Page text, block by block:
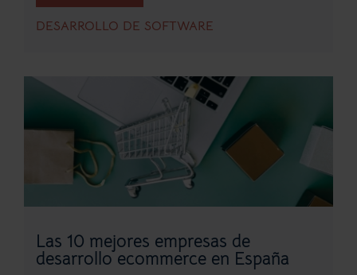
DESARROLLO DE SOFTWARE
Las 10 mejores empresas de
desarrollo ecommerce en España